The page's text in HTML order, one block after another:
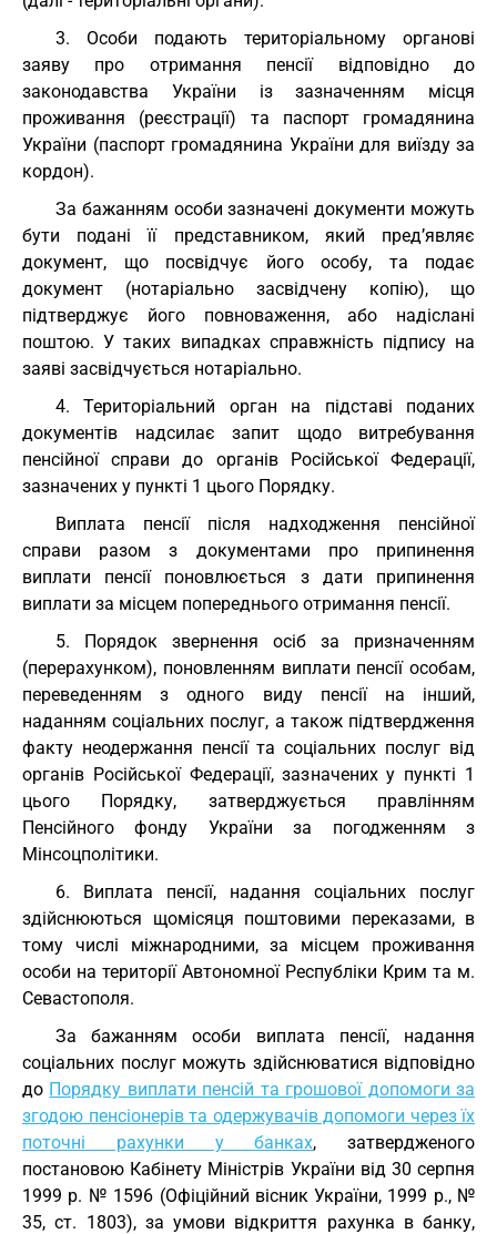
3. Особи подають територіальному органові
заяву про отримання пенсії відповідно до
законодавства України із зазначенням місця
проживання (реєстрації) та паспорт громадянина
України (паспорт громадянина України для виїзду за
кордон).
За бажанням особи зазначені документи можуть
бути подані її представником, який пред’являє
документ, що посвідчує його особу, та подає
документ (нотаріально засвідчену копію), що
підтверджує його повноваження, або надіслані
поштою. У таких випадках справжність підпису на
заяві засвідчується нотаріально.
4. Територіальний орган на підставі поданих
документів надсилає запит щодо витребування
пенсійної справи до органів Російської Федерації,
зазначених у пункті 1 цього Порядку.
Виплата пенсії після надходження пенсійної
справи разом з документами про припинення
виплати пенсії поновлюється з дати припинення
виплати за місцем попереднього отримання пенсії.
5. Порядок звернення осіб за призначенням
(перерахунком), поновленням виплати пенсії особам,
переведенням з одного виду пенсії на інший,
наданням соціальних послуг, а також підтвердження
факту неодержання пенсії та соціальних послуг від
органів Російської Федерації, зазначених у пункті 1
цього Порядку, затверджується правлінням
Пенсійного фонду України за погодженням з
Мінсоцполітики.
6. Виплата пенсії, надання соціальних послуг
здійснюються щомісяця поштовими переказами, в
тому числі міжнародними, за місцем проживання
особи на території Автономної Республіки Крим та м.
Севастополя.
За бажанням особи виплата пенсії, надання
соціальних послуг можуть здійснюватися відповідно
до Порядку виплати пенсій та грошової допомоги за
згодою пенсіонерів та одержувачів допомоги через їх
поточні рахунки у банках, затвердженого
постановою Кабінету Міністрів України від 30 серпня
1999 р. № 1596 (Офіційний вісник України, 1999 р., №
35, ст. 1803), за умови відкриття рахунка в банку,